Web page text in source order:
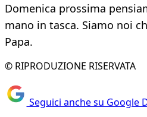
Domenica prossima
mano in tasca. Siamo noi
Papa.
© RIPRODUZIONE RISERVATA
Seguici anche su Google